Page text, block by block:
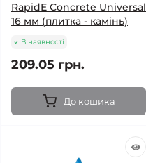
RapidE Concrete Universal
16 мм (плитка - камінь)
В наявності
209.05 грн.
До кошика